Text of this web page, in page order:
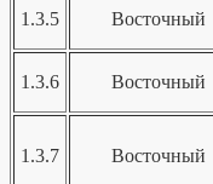
1.3.5 Восточный
1.3.6 Восточный
1.3.7 Восточный